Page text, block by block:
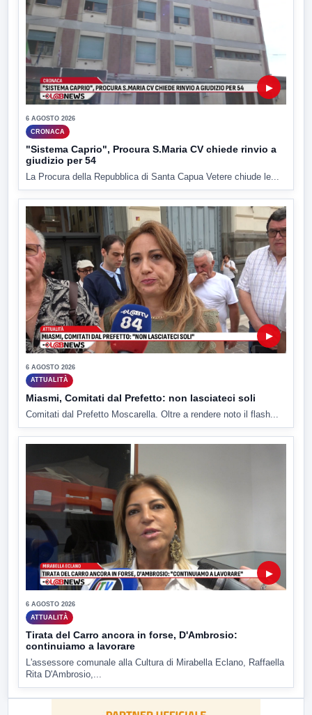
▶
6 AGOSTO 2026
CRONACA
"Sistema Caprio", Procura S.Maria CV chiede rinvio a
giudizio per 54
La Procura della Repubblica di Santa Capua Vetere chiude le...
▶
6 AGOSTO 2026
ATTUALITÀ
Miasmi, Comitati dal Prefetto: non lasciateci soli
Comitati dal Prefetto Moscarella. Oltre a rendere noto il flash...
▶
6 AGOSTO 2026
ATTUALITÀ
Tirata del Carro ancora in forse, D'Ambrosio:
continuiamo a lavorare
L'assessore comunale alla Cultura di Mirabella Eclano, Raffaella
Rita D'Ambrosio,...